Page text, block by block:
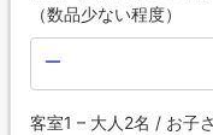
（数品少ない程度）
客室1 – 大人2名 / お子